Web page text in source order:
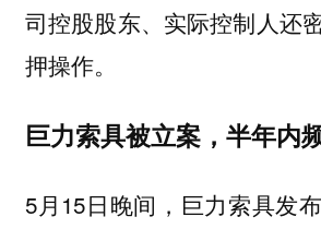
司控股股东、实际控制人还
押操作。
巨力索具被立案，半年内
5月15日晚间，巨力索具发